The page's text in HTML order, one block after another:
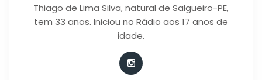
Thiago de Lima Silva, natural de Salgueiro-PE,
tem 33 anos. Iniciou no Rádio aos 17 anos de
idade.